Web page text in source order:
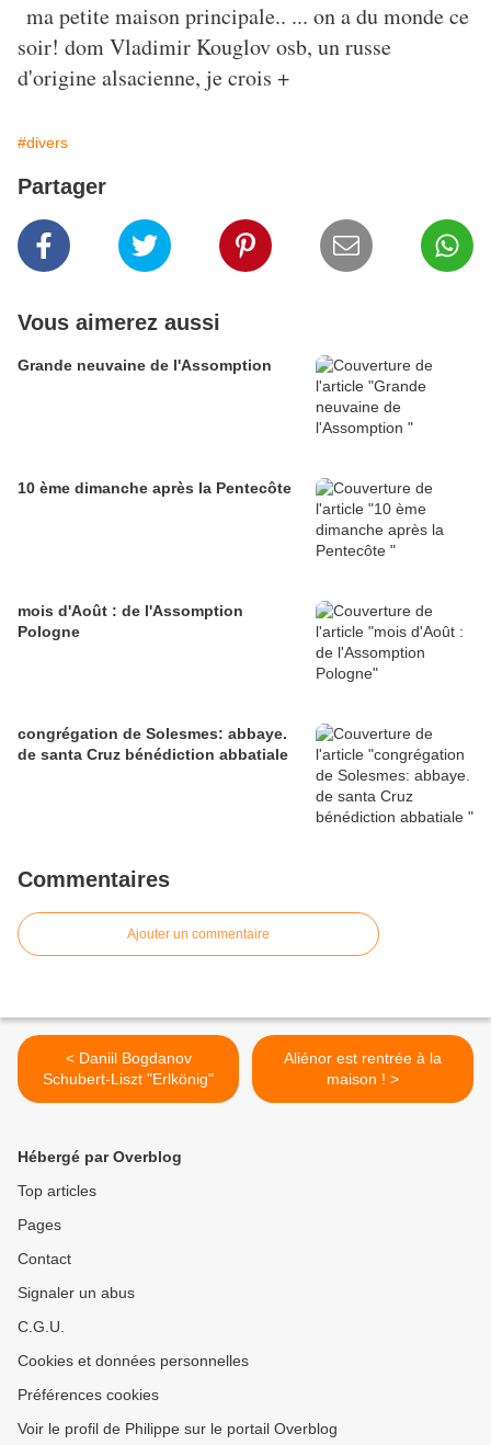
ma petite maison principale.. ... on a du monde ce
soir! dom Vladimir Kouglov osb, un russe
d'origine alsacienne, je crois +
#divers
Partager
Vous aimerez aussi
Grande neuvaine de l'Assomption
10 ème dimanche après la Pentecôte
mois d'Août : de l'Assomption
Pologne
congrégation de Solesmes: abbaye.
de santa Cruz bénédiction abbatiale
Commentaires
Ajouter un commentaire
< Daniil Bogdanov
Schubert-Liszt "Erlkönig"
Aliénor est rentrée à la
maison ! >
Hébergé par Overblog
Top articles
Pages
Contact
Signaler un abus
C.G.U.
Cookies et données personnelles
Préférences cookies
Voir le profil de Philippe sur le portail Overblog